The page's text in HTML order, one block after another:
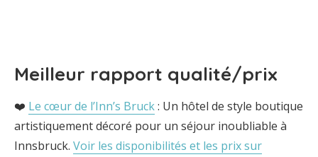
Meilleur rapport qualité/prix
❤️ Le cœur de l’Inn’s Bruck: Un hôtel de style boutique
artistiquement décoré pour un séjour inoubliable à
Innsbruck. Voir les disponibilités et les prix sur